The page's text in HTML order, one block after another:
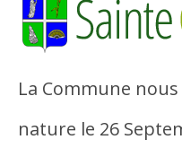
La Commune
nature le 26